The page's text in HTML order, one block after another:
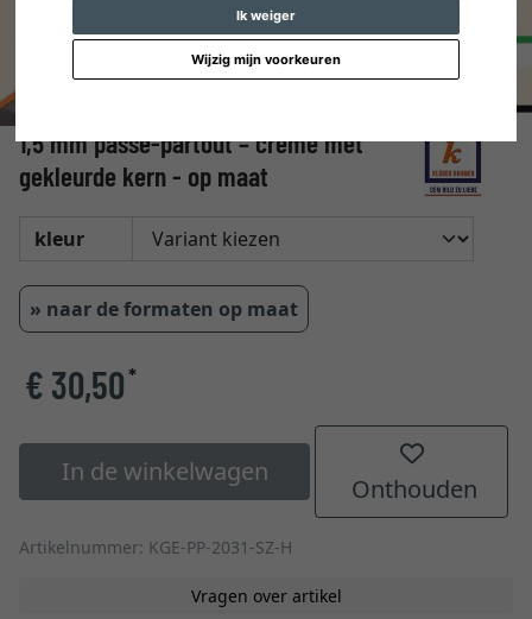
Ik weiger
Wijzig mijn voorkeuren
1,5 mm passe-partout – crème met
gekleurde kern - op maat
kleur
» naar de formaten op maat
€ 30,50*
In de winkelwagen
Onthouden
Artikelnummer: KGE-PP-2031-SZ-H
Vragen over artikel